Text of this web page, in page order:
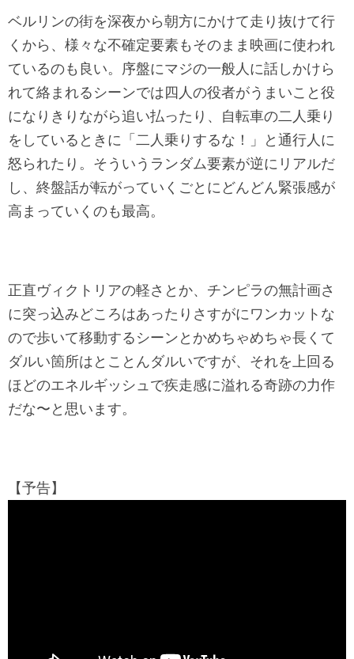
ベルリンの街を深夜から朝方にかけて走り抜けて行
くから、様々な不確定要素もそのまま映画に使われ
ているのも良い。序盤にマジの一般人に話しかけら
れて絡まれるシーンでは四人の役者がうまいこと役
になりきりながら追い払ったり、自転車の二人乗り
をしているときに「二人乗りするな！」と通行人に
怒られたり。そういうランダム要素が逆にリアルだ
し、終盤話が転がっていくごとにどんどん緊張感が
高まっていくのも最高。
正直ヴィクトリアの軽さとか、チンピラの無計画さ
に突っ込みどころはあったりさすがにワンカットな
ので歩いて移動するシーンとかめちゃめちゃ長くて
ダルい箇所はとことんダルいですが、それを上回る
ほどのエネルギッシュで疾走感に溢れる奇跡の力作
だな〜と思います。
【予告】